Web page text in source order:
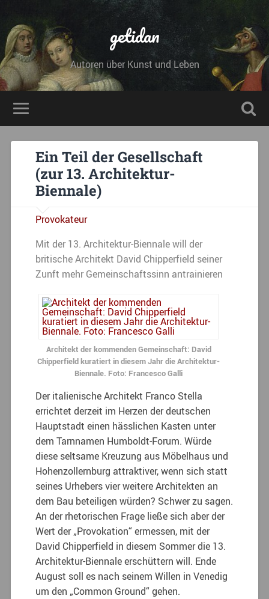
getidan
Autoren über Kunst und Leben
Ein Teil der Gesellschaft
(zur 13. Architektur-
Biennale)
Provokateur
Mit der 13. Architektur-Biennale will der
britische Architekt David Chipperfield seiner
Zunft mehr Gemeinschaftssinn antrainieren
Architekt der kommenden Gemeinschaft: David
Chipperfield kuratiert in diesem Jahr die Architektur-
Biennale. Foto: Francesco Galli
Der italienische Architekt Franco Stella
errichtet derzeit im Herzen der deutschen
Hauptstadt einen hässlichen Kasten unter
dem Tarnnamen Humboldt-Forum. Würde
diese seltsame Kreuzung aus Möbelhaus und
Hohenzollernburg attraktiver, wenn sich statt
seines Urhebers vier weitere Architekten an
dem Bau beteiligen würden? Schwer zu sagen.
An der rhetorischen Frage ließe sich aber der
Wert der „Provokation“ ermessen, mit der
David Chipperfield in diesem Sommer die 13.
Architektur-Biennale erschüttern will. Ende
August soll es nach seinem Willen in Venedig
um den „Common Ground“ gehen.